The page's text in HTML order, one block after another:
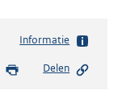
Informatie
Delen